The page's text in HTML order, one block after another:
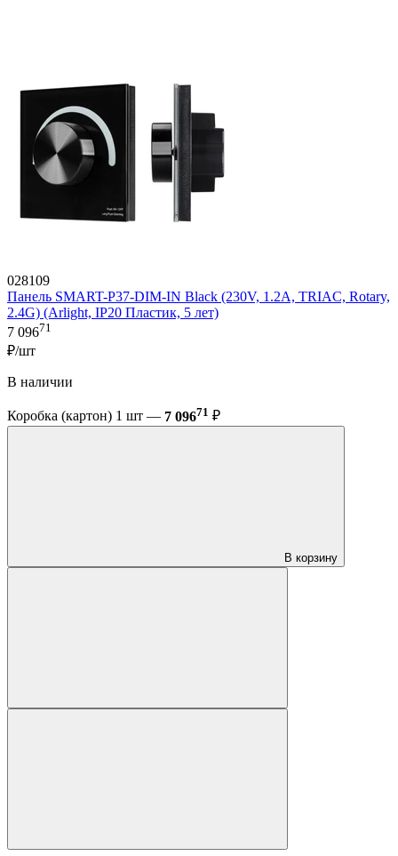
028109
Панель SMART-P37-DIM-IN Black (230V, 1.2A, TRIAC, Rotary,
2.4G) (Arlight, IP20 Пластик, 5 лет)
7 09671
₽/шт
В наличии
Коробка (картон) 1 шт — 7 09671 ₽
В корзину